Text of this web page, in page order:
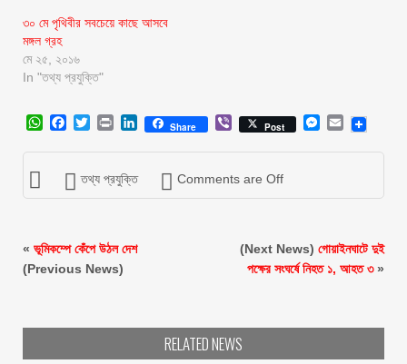
৩০ মে পৃথিবীর সবচেয়ে কাছে আসবে
মঙ্গল গ্রহ
মে ২৫, ২০১৬
In "তথ্য প্রযুক্তি"
WhatsApp
Facebook
Twitter
Print LinkedIn
Share ViberPost Messenger
Email
তথ্য প্রযুক্তি Comments are Off
« ভূমিকম্পে কেঁপে উঠল দেশ
(Previous News)
(Next News) গোয়াইনঘাটে দুই
পক্ষের সংঘর্ষে নিহত ১, আহত ৩»
RELATED NEWS